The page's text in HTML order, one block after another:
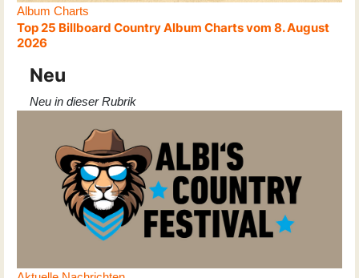
Album Charts
Top 25 Billboard Country Album Charts vom 8. August
2026
Neu
Neu in dieser Rubrik